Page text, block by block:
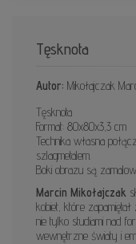
Tęsknota
Autor: Mikołajczak
Tęsknota
Format: 80x80x3,3 cm
Technika własna
szlagmetalem.
Boki obrazu są
Marcin Mikołajczak
kobiet, które
nie tylko studiami nad
wewnętrzne światy i